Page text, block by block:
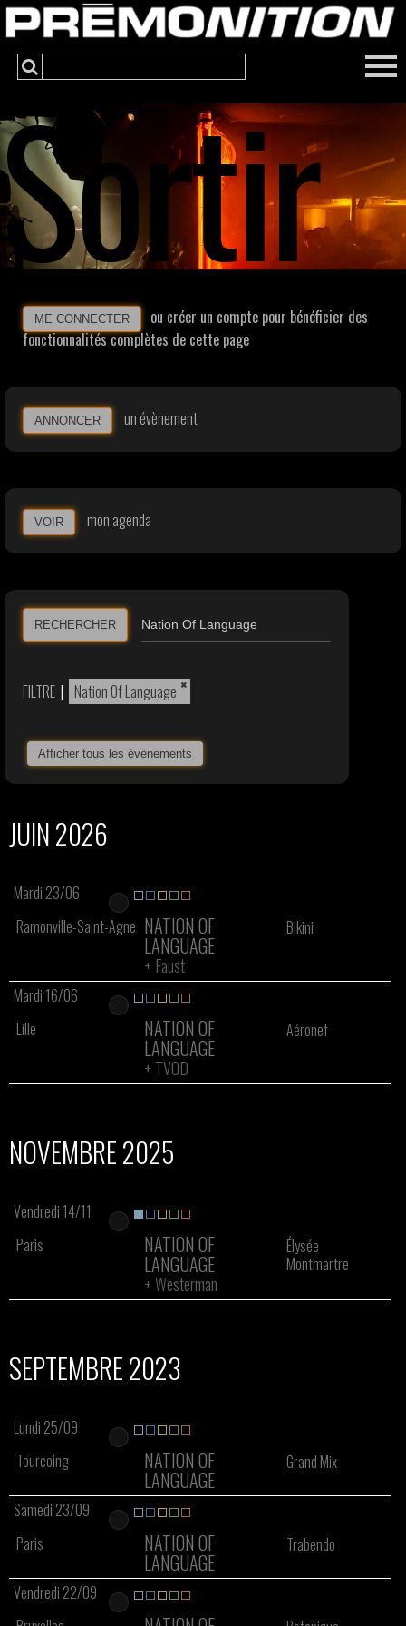
Sortir
ME CONNECTER
ou créer un compte pour bénéficier des
fonctionnalités complètes de cette page
ANNONCER un évènement
VOIR mon agenda
RECHERCHER
FILTRE | ×
Nation Of Language
Afficher tous les évènements
JUIN 2026
Mardi 23/06
Ramonville-Saint-Agne NATION OF
LANGUAGE
+ Faust
Bikini
Mardi 16/06
Lille
NATION OF
LANGUAGE
+ TVOD
Aéronef
NOVEMBRE 2025
Vendredi 14/11
Paris
NATION OF
LANGUAGE
+Westerman
Élysée
Montmartre
SEPTEMBRE 2023
Lundi 25/09
Tourcoing
NATION OF
LANGUAGE
Grand Mix
Samedi 23/09
Paris
NATION OF
LANGUAGE
Trabendo
Vendredi 22/09